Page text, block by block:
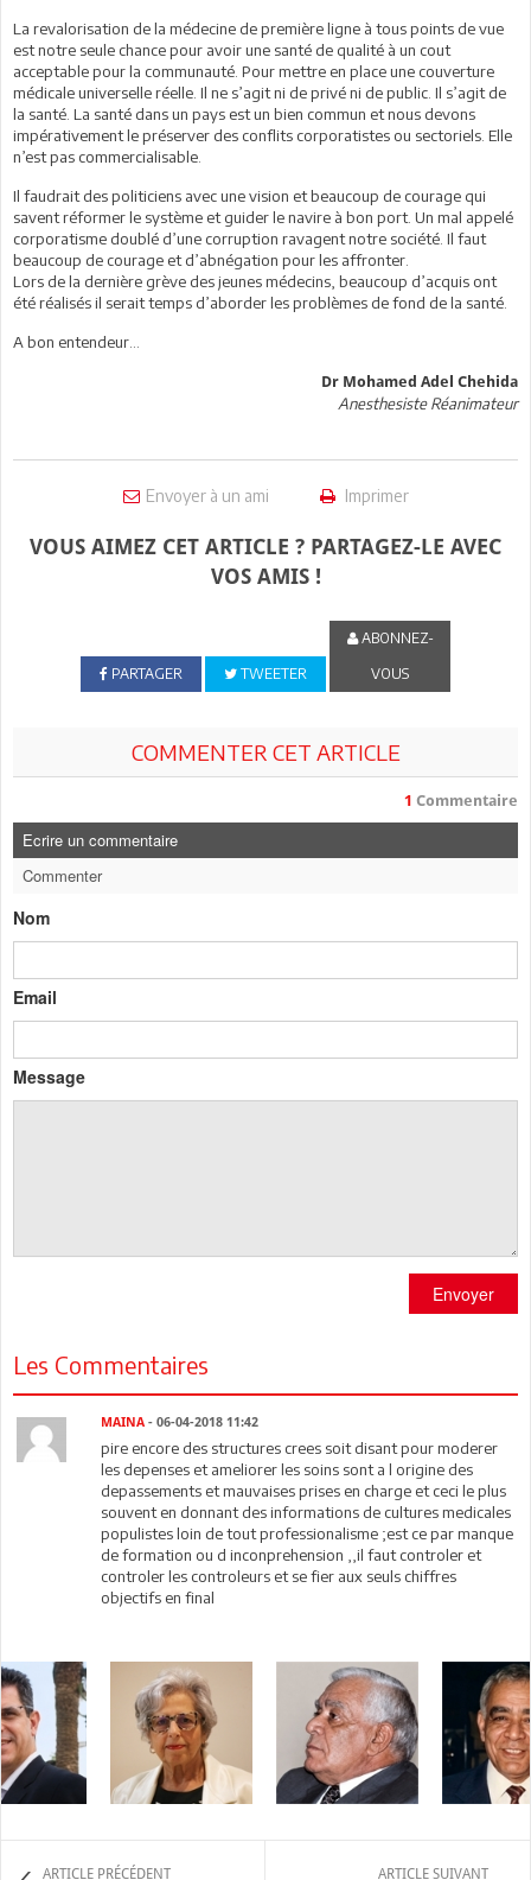
La revalorisation de la médecine de première ligne à tous points de vue
est notre seule chance pour avoir une santé de qualité à un cout
acceptable pour la communauté. Pour mettre en place une couverture
médicale universelle réelle. Il ne s’agit ni de privé ni de public. Il s’agit de
la santé. La santé dans un pays est un bien commun et nous devons
impérativement le préserver des conflits corporatistes ou sectoriels. Elle
n’est pas commercialisable.
Il faudrait des politiciens avec une vision et beaucoup de courage qui
savent réformer le système et guider le navire à bon port. Un mal appelé
corporatisme doublé d’une corruption ravagent notre société. Il faut
beaucoup de courage et d’abnégation pour les affronter.
Lors de la dernière grève des jeunes médecins, beaucoup d’acquis ont
été réalisés il serait temps d’aborder les problèmes de fond de la santé.
A bon entendeur…
Dr Mohamed Adel Chehida
Anesthesiste Réanimateur
Envoyer à un ami Imprimer
VOUS AIMEZ CET ARTICLE ? PARTAGEZ-LE AVEC
VOS AMIS !
PARTAGER TWEETER
ABONNEZ-
VOUS
COMMENTER CET ARTICLE
1 Commentaire
Ecrire un commentaire
Commenter
Nom
Email
Message
Envoyer
Les Commentaires
MAINA - 06-04-2018 11:42
pire encore des structures crees soit disant pour moderer
les depenses et ameliorer les soins sont a l origine des
depassements et mauvaises prises en charge et ceci le plus
souvent en donnant des informations de cultures medicales
populistes loin de tout professionalisme ;est ce par manque
de formation ou d inconprehension ,,il faut controler et
controler les controleurs et se fier aux seuls chiffres
objectifs en final
ARTICLE PRÉCÉDENT ARTICLE SUIVANT